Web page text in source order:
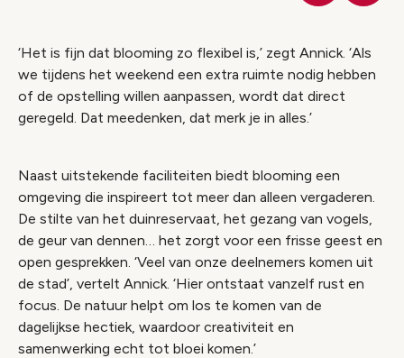
‘Het is fijn dat blooming zo flexibel is,’ zegt Annick. ‘Als
we tijdens het weekend een extra ruimte nodig hebben
of de opstelling willen aanpassen, wordt dat direct
geregeld. Dat meedenken, dat merk je in alles.’
Naast uitstekende faciliteiten biedt blooming een
omgeving die inspireert tot meer dan alleen vergaderen.
De stilte van het duinreservaat, het gezang van vogels,
de geur van dennen… het zorgt voor een frisse geest en
open gesprekken. ‘Veel van onze deelnemers komen uit
de stad’, vertelt Annick. ‘Hier ontstaat vanzelf rust en
focus. De natuur helpt om los te komen van de
dagelijkse hectiek, waardoor creativiteit en
samenwerking echt tot bloei komen.’